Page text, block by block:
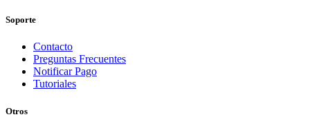
Soporte
Contacto
Preguntas Frecuentes
Notificar Pago
Tutoriales
Otros